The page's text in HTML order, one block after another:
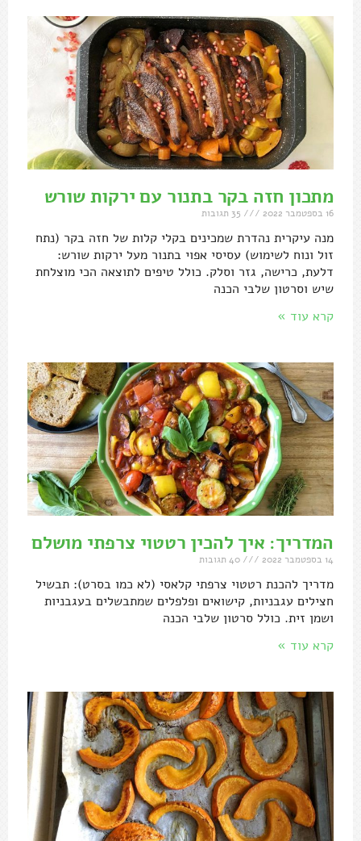
מתכון חזה בקר בתנור עם ירקות שורש
16 בספטמבר 2022
מנה עיקרית נהדרת שמכינים בקלי קלות של חזה בקר (נתח
זול ונוח לשימוש) עסיסי אפוי בתנור מעל ירקות שורש:
דלעת, כרישה, גזר וסלק. כולל טיפים לתוצאה הכי מוצלחת
שיש וסרטון שלבי הכנה
קרא עוד »
המדריך: איך להכין רטטוי צרפתי מושלם
14 בספטמבר 2022
מדריך להכנת רטטוי צרפתי קלאסי (לא כמו בסרט): תבשיל
חצילים עגבניות, קישואים ופלפלים שמתבשלים בעגבניות
ושמן זית. כולל סרטון שלבי הכנה
קרא עוד »